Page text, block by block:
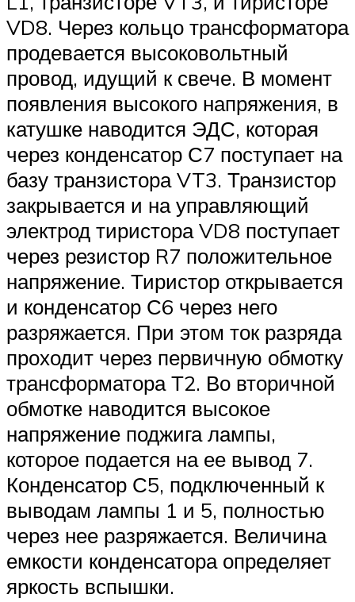
VD8. Через кольцо трансформатора
продевается высоковольтный
провод, идущий к свече. В момент
появления высокого напряжения, в
катушке наводится ЭДС, которая
через конденсатор С7 поступает на
базу транзистора VT3. Транзистор
закрывается и на управляющий
электрод тиристора VD8 поступает
через резистор R7 положительное
напряжение. Тиристор открывается
и конденсатор С6 через него
разряжается. При этом ток разряда
проходит через первичную обмотку
трансформатора Т2. Во вторичной
обмотке наводится высокое
напряжение поджига лампы,
которое подается на ее вывод 7.
Конденсатор С5, подключенный к
выводам лампы 1 и 5, полностью
через нее разряжается. Величина
емкости конденсатора определяет
яркость вспышки.